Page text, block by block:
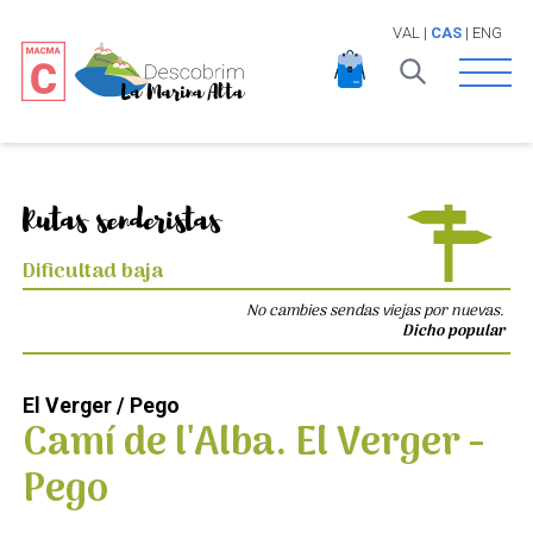
VAL | CAS| ENG
Open
Rutas senderistas
Dificultad baja
No cambies sendas viejas por nuevas.
Dicho popular
El Verger / Pego
Camí de l'Alba. El Verger -
Pego